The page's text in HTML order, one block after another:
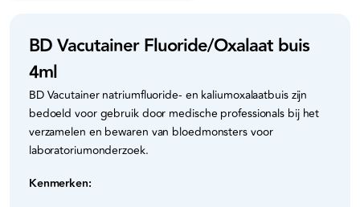
BD Vacutainer Fluoride/Oxalaat buis
4ml
BD Vacutainer natriumfluoride- en kaliumoxalaatbuis zijn
bedoeld voor gebruik door medische professionals bij het
verzamelen en bewaren van bloedmonsters voor
laboratoriumonderzoek.
Kenmerken: